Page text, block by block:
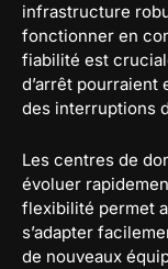
infrastructure
fonctionner en
fiabilité est
d’arrêt pourraient
des interruptions
Les centres de
évoluer
flexibilité permet
s’adapter
de nouveaux